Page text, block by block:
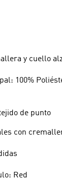
y cuello
100%
de punto
con
Red